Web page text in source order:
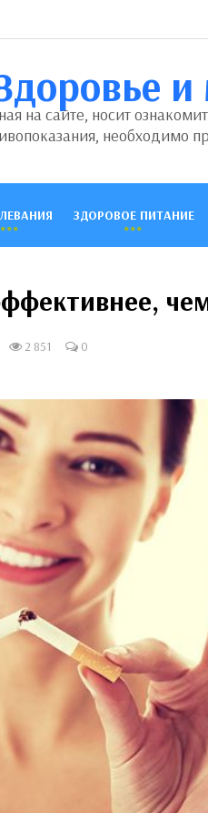
на сайте, носит
необходимо
ЗДОРОВОЕ ПИТАНИЕ
2 851 0